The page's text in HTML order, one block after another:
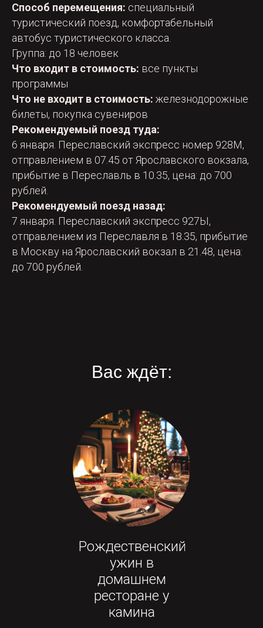
Способ перемещения: специальный
туристический поезд, комфортабельный
автобус туристического класса.
Группа: до 18 человек
Что входит в стоимость: все пункты
программы
Что не входит в стоимость: железнодорожные
билеты, покупка сувениров
Рекомендуемый поезд туда:
6 января. Переславский экспресс номер 928М,
отправлением в 07.45 от Ярославского вокзала,
прибытие в Переславль в 10.35, цена: до 700
рублей.
Рекомендуемый поезд назад:
7 января. Переславский экспресс 927Ы,
отправлением из Переславля в 18.35, прибытие
в Москву на Ярославский вокзал в 21.48, цена:
до 700 рублей.
Вас ждёт:
Рождественский
ужин в
домашнем
ресторане у
камина